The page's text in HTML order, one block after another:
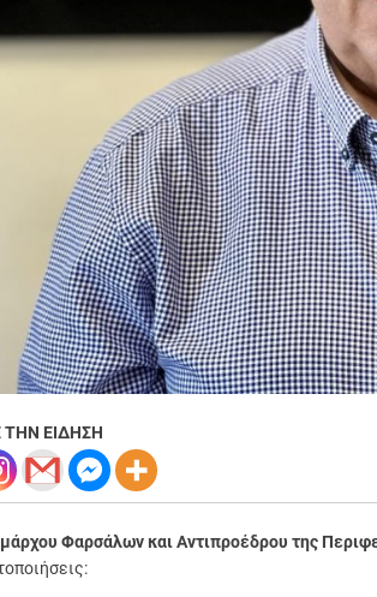
ΤΗΝ ΕΙΔΗΣΗ
Φαρσάλων και Αντιπροέδρου της